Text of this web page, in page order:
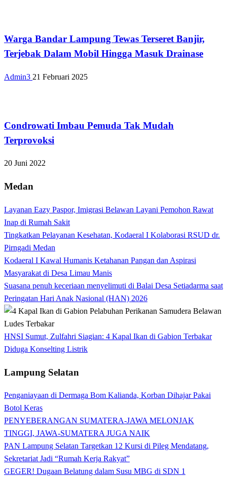
Warga Bandar Lampung Tewas Terseret Banjir,
Terjebak Dalam Mobil Hingga Masuk Drainase
Admin3 21 Februari 2025
Condrowati Imbau Pemuda Tak Mudah
Terprovoksi
20 Juni 2022
Medan
Layanan Eazy Paspor, Imigrasi Belawan Layani Pemohon Rawat
Inap di Rumah Sakit
Tingkatkan Pelayanan Kesehatan, Kodaeral I Kolaborasi RSUD dr.
Pirngadi Medan‎
Kodaeral I Kawal Humanis Ketahanan Pangan dan Aspirasi
Masyarakat di Desa Limau Manis
Suasana penuh keceriaan menyelimuti di Balai Desa Setiadarma saat
Peringatan Hari Anak Nasional (HAN) 2026
HNSI Sumut, Zulfahri Siagian: 4 Kapal Ikan di Gabion Terbakar
Diduga Konselting Listrik
Lampung Selatan
Penganiayaan di Dermaga Bom Kalianda, Korban Dihajar Pakai
Botol Keras
PENYEBERANGAN SUMATERA-JAWA MELONJAK
TINGGI, JAWA-SUMATERA JUGA NAIK
PAN Lampung Selatan Targetkan 12 Kursi di Pileg Mendatang,
Sekretariat Jadi “Rumah Kerja Rakyat”
GEGER! Dugaan Belatung dalam Susu MBG di SDN 1